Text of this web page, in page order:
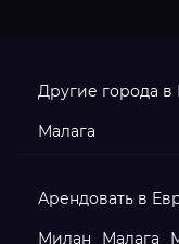
Другие города
Малага
Арендовать в
Милан Малага